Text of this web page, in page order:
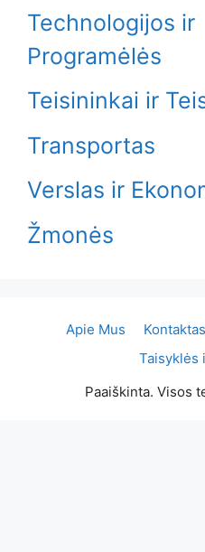
Technologijos ir
Programėlės
Teisininkai ir
Transportas
Verslas ir
Žmonės
Apie Mus Kontaktas
Taisyklės
Paaiškinta. Visos